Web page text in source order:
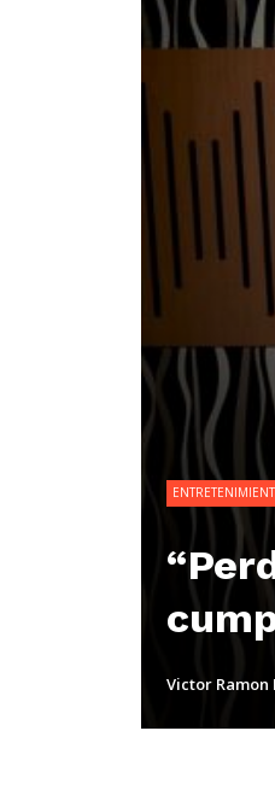
Victor Ramon